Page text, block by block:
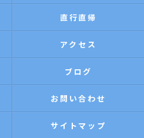
直行直帰
アクセス
ブログ
お問い合わせ
サイトマップ